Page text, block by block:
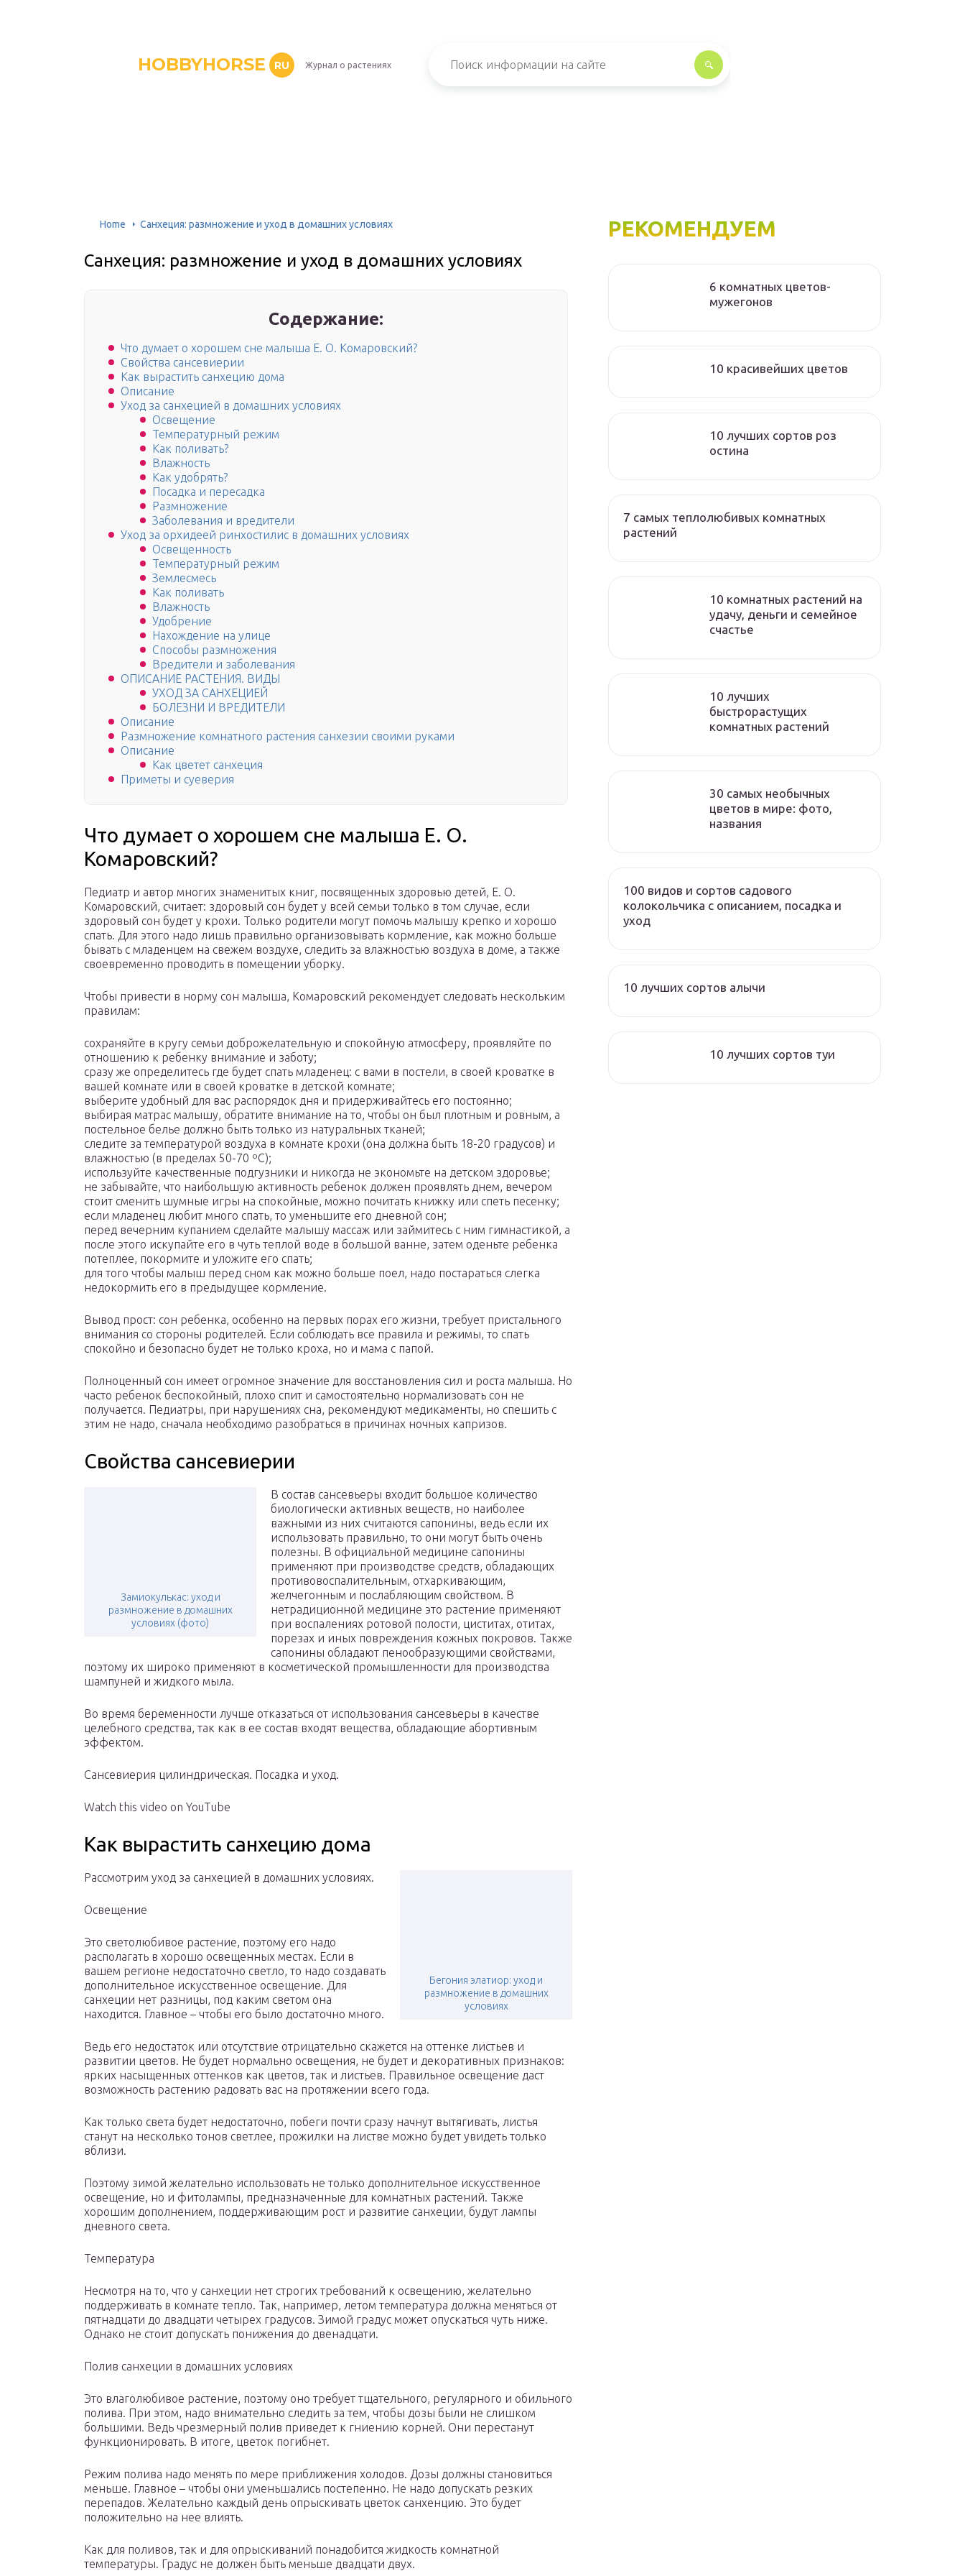
HOBBYHORSE RU Журнал о растениях
Home Санхеция: размножение и уход в домашних условиях
Санхеция: размножение и уход в домашних условиях
Содержание:
Что думает о хорошем сне малыша Е. О. Комаровский?
Свойства сансевиерии
Как вырастить санхецию дома
Описание
Уход за санхецией в домашних условиях
Освещение
Температурный режим
Как поливать?
Влажность
Как удобрять?
Посадка и пересадка
Размножение
Заболевания и вредители
Уход за орхидеей ринхостилис в домашних условиях
Освещенность
Температурный режим
Землесмесь
Как поливать
Влажность
Удобрение
Нахождение на улице
Способы размножения
Вредители и заболевания
ОПИСАНИЕ РАСТЕНИЯ. ВИДЫ
УХОД ЗА САНХЕЦИЕЙ
БОЛЕЗНИ И ВРЕДИТЕЛИ
Описание
Размножение комнатного растения санхезии своими руками
Описание
Как цветет санхеция
Приметы и суеверия
Что думает о хорошем сне малыша Е. О.
Комаровский?
Педиатр и автор многих знаменитых книг, посвященных здоровью детей, Е. О.
Комаровский, считает: здоровый сон будет у всей семьи только в том случае, если
здоровый сон будет у крохи. Только родители могут помочь малышу крепко и хорошо
спать. Для этого надо лишь правильно организовывать кормление, как можно больше
бывать с младенцем на свежем воздухе, следить за влажностью воздуха в доме, а также
своевременно проводить в помещении уборку.
Чтобы привести в норму сон малыша, Комаровский рекомендует следовать нескольким
правилам:
сохраняйте в кругу семьи доброжелательную и спокойную атмосферу, проявляйте по
отношению к ребенку внимание и заботу;
сразу же определитесь где будет спать младенец: с вами в постели, в своей кроватке в
вашей комнате или в своей кроватке в детской комнате;
выберите удобный для вас распорядок дня и придерживайтесь его постоянно;
выбирая матрас малышу, обратите внимание на то, чтобы он был плотным и ровным, а
постельное белье должно быть только из натуральных тканей;
следите за температурой воздуха в комнате крохи (она должна быть 18-20 градусов) и
влажностью (в пределах 50-70 ºС);
используйте качественные подгузники и никогда не экономьте на детском здоровье;
не забывайте, что наибольшую активность ребенок должен проявлять днем, вечером
стоит сменить шумные игры на спокойные, можно почитать книжку или спеть песенку;
если младенец любит много спать, то уменьшите его дневной сон;
перед вечерним купанием сделайте малышу массаж или займитесь с ним гимнастикой, а
после этого искупайте его в чуть теплой воде в большой ванне, затем оденьте ребенка
потеплее, покормите и уложите его спать;
для того чтобы малыш перед сном как можно больше поел, надо постараться слегка
недокормить его в предыдущее кормление.
Вывод прост: сон ребенка, особенно на первых порах его жизни, требует пристального
внимания со стороны родителей. Если соблюдать все правила и режимы, то спать
спокойно и безопасно будет не только кроха, но и мама с папой.
Полноценный сон имеет огромное значение для восстановления сил и роста малыша. Но
часто ребенок беспокойный, плохо спит и самостоятельно нормализовать сон не
получается. Педиатры, при нарушениях сна, рекомендуют медикаменты, но спешить с
этим не надо, сначала необходимо разобраться в причинах ночных капризов.
Свойства сансевиерии
Замиокулькас: уход и
размножение в домашних
условиях (фото)
В состав сансевьеры входит большое количество
биологически активных веществ, но наиболее
важными из них считаются сапонины, ведь если их
использовать правильно, то они могут быть очень
полезны. В официальной медицине сапонины
применяют при производстве средств, обладающих
противовоспалительным, отхаркивающим,
желчегонным и послабляющим свойством. В
нетрадиционной медицине это растение применяют
при воспалениях ротовой полости, циститах, отитах,
порезах и иных повреждения кожных покровов. Также
сапонины обладают пенообразующими свойствами,
поэтому их широко применяют в косметической промышленности для производства
шампуней и жидкого мыла.
Во время беременности лучше отказаться от использования сансевьеры в качестве
целебного средства, так как в ее состав входят вещества, обладающие абортивным
эффектом.
Сансевиерия цилиндрическая. Посадка и уход.
Watch this video on YouTube
Как вырастить санхецию дома
Бегония элатиор: уход и
размножение в домашних
условиях
Рассмотрим уход за санхецией в домашних условиях.
Освещение
Это светолюбивое растение, поэтому его надо
располагать в хорошо освещенных местах. Если в
вашем регионе недостаточно светло, то надо создавать
дополнительное искусственное освещение. Для
санхеции нет разницы, под каким светом она
находится. Главное – чтобы его было достаточно много.
Ведь его недостаток или отсутствие отрицательно скажется на оттенке листьев и
развитии цветов. Не будет нормально освещения, не будет и декоративных признаков:
ярких насыщенных оттенков как цветов, так и листьев. Правильное освещение даст
возможность растению радовать вас на протяжении всего года.
Как только света будет недостаточно, побеги почти сразу начнут вытягивать, листья
станут на несколько тонов светлее, прожилки на листве можно будет увидеть только
вблизи.
Поэтому зимой желательно использовать не только дополнительное искусственное
освещение, но и фитолампы, предназначенные для комнатных растений. Также
хорошим дополнением, поддерживающим рост и развитие санхеции, будут лампы
дневного света.
Температура
Несмотря на то, что у санхеции нет строгих требований к освещению, желательно
поддерживать в комнате тепло. Так, например, летом температура должна меняться от
пятнадцати до двадцати четырех градусов. Зимой градус может опускаться чуть ниже.
Однако не стоит допускать понижения до двенадцати.
Полив санхеции в домашних условиях
Это влаголюбивое растение, поэтому оно требует тщательного, регулярного и обильного
полива. При этом, надо внимательно следить за тем, чтобы дозы были не слишком
большими. Ведь чрезмерный полив приведет к гниению корней. Они перестанут
функционировать. В итоге, цветок погибнет.
Режим полива надо менять по мере приближения холодов. Дозы должны становиться
меньше. Главное – чтобы они уменьшались постепенно. Не надо допускать резких
перепадов. Желательно каждый день опрыскивать цветок санхенцию. Это будет
положительно на нее влиять.
Как для поливов, так и для опрыскиваний понадобится жидкость комнатной
температуры. Градус не должен быть меньше двадцати двух.
РЕКОМЕНДУЕМ
6 комнатных цветов-
мужегонов
10 красивейших цветов
10 лучших сортов роз
остина
7 самых теплолюбивых комнатных
растений
10 комнатных растений на
удачу, деньги и семейное
счастье
10 лучших
быстрорастущих
комнатных растений
30 самых необычных
цветов в мире: фото,
названия
100 видов и сортов садового
колокольчика с описанием, посадка и
уход
10 лучших сортов алычи
10 лучших сортов туи